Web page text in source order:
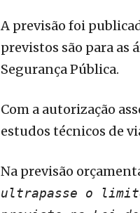
A previsão foi
previstos são para as
Segurança Pública.
Com a autorização
estudos técnicos de
Na previsão
ultrapasse o